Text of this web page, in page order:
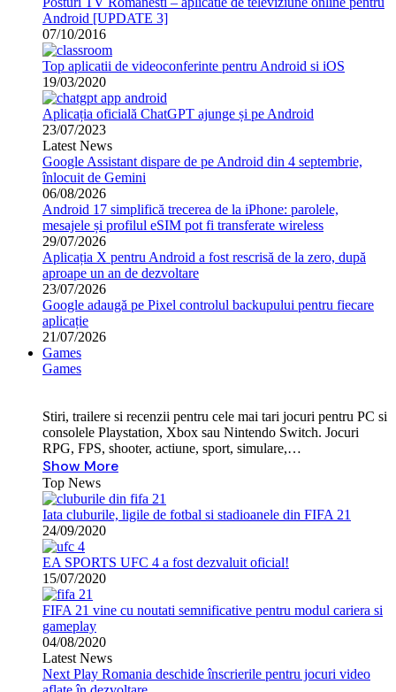
Android [UPDATE 3]
07/10/2016
Top aplicatii de videoconferinte pentru Android si iOS
19/03/2020
Aplicația oficială ChatGPT ajunge și pe Android
23/07/2023
Latest News
Google Assistant dispare de pe Android din 4 septembrie,
înlocuit de Gemini
06/08/2026
Android 17 simplifică trecerea de la iPhone: parolele,
mesajele și profilul eSIM pot fi transferate wireless
29/07/2026
Aplicația X pentru Android a fost rescrisă de la zero, după
aproape un an de dezvoltare
23/07/2026
Google adaugă pe Pixel controlul backupului pentru fiecare
aplicație
21/07/2026
Games
Games
Stiri, trailere si recenzii pentru cele mai tari jocuri pentru PC si
consolele Playstation, Xbox sau Nintendo Switch. Jocuri
RPG, FPS, shooter, actiune, sport, simulare,…
Show More
Top News
Iata cluburile, ligile de fotbal si stadioanele din FIFA 21
24/09/2020
EA SPORTS UFC 4 a fost dezvaluit oficial!
15/07/2020
FIFA 21 vine cu noutati semnificative pentru modul cariera si
gameplay
04/08/2020
Latest News
Next Play Romania deschide înscrierile pentru jocuri video